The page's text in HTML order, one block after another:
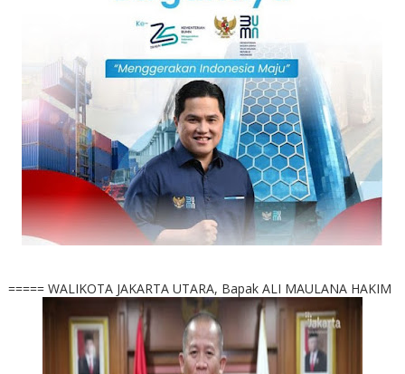
===== WALIKOTA JAKARTA UTARA, Bapak ALI MAULANA HAKIM